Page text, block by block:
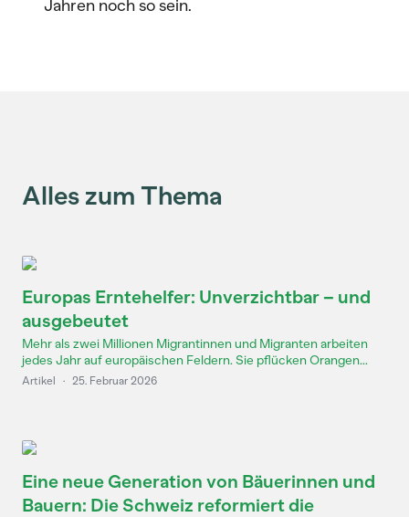
Jahren noch so sein.
Alles zum Thema
Europas Erntehelfer: Unverzichtbar – und
ausgebeutet
Mehr als zwei Millionen Migrantinnen und Migranten arbeiten
jedes Jahr auf europäischen Feldern. Sie pflücken Orangen...
Artikel · 25. Februar 2026
Eine neue Generation von Bäuerinnen und
Bauern: Die Schweiz reformiert die